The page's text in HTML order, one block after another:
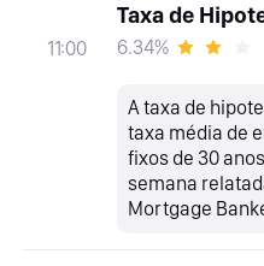
11:00
Taxa de
6.34%
A taxa de
taxa média de
fixos de 30
semana
Mortgage